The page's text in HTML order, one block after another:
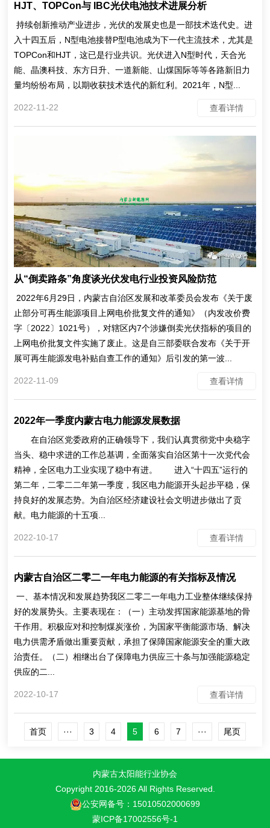
HJT、TOPCon与 IBC光伏电池技术进展分析
持续创新推动产业进步，光伏的发展史也是一部技术迭代史。进
入十四五后，N型电池接替P型电池成为下一代主流技术，尤其是
TOPCon和HJT，这已是行业共识。光伏进入N型时代，天合光
能、晶澳科技、东方日升、一道新能、山煤国际等等各路新旧力
量均纷纷布局，以期收获技术迭代的新红利。2021年，N型...
2022-11-22 查看详情
从“倒卖路条”角度谈光伏发电行业投资风险防范
2022年6月29日，内蒙古自治区发展和改革委员会发布《关于废
止部分可再生能源项目上网电价批复文件的通知》（内发改价费
字〔2022〕1021号），对辖区内7个涉嫌倒卖光伏指标的项目的
上网电价批复文件实施了废止。这是自三部委联合发布《关于开
展可再生能源发电补贴自查工作的通知》后引发的第一波...
2022-11-09 查看详情
2022年一季度内蒙古电力能源发展数据
在自治区党委政府的正确领导下，我们认真贯彻党中央稳字
当头、稳中求进的工作总基调，全面落实自治区第十一次党代会
精神，全区电力工业实现了稳中有进。 进入“十四五”运行的
第二年，二零二二年第一季度，我区电力能源开头起步平稳，保
持良好的发展态势。为自治区经济建设社会文明进步做出了贡
献。电力能源的十五项...
2022-10-17 查看详情
内蒙古自治区二零二一年电力能源的有关指标及情况
一、基本情况和发展趋势我区二零二一年电力工业整体继续保持
好的发展势头。主要表现在：（一）主动发挥国家能源基地的骨
干作用。积极应对和控制煤炭涨价，为国家平衡能源市场、解决
电力供需矛盾做出重要贡献，承担了保障国家能源安全的重大政
治责任。（二）相继出台了保障电力供应三十条与加强能源稳定
供应的二...
2022-10-17 查看详情
首页 ··· 3 4 5 6 7 ··· 尾页
内蒙古太阳能行业协会
Copyright 2016-2026 All Rights Reserved.
公安网备号：15010502000699
蒙ICP备17002556号-1